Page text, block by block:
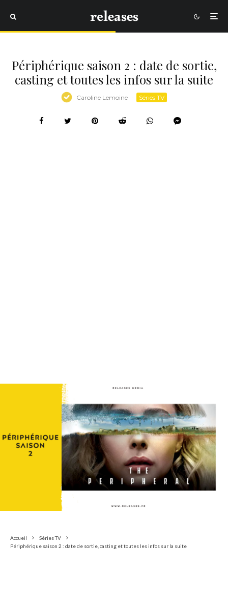
Périphérique saison 2 : date de sortie,
casting et toutes les infos sur la suite
Caroline Lemoine · Séries TV
Accueil
Séries TV
Périphérique saison 2 : date de sortie, casting et toutes les infos sur la suite